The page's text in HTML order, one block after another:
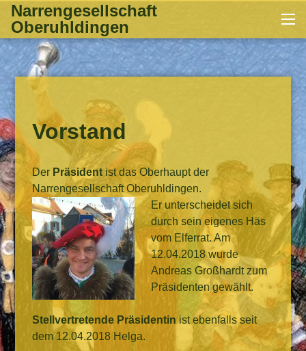
Zum
Inhalt
springen
Narrengesellschaft
Oberuhldingen
Vorstand
Der Präsidentist das Oberhaupt der
Narrengesellschaft Oberuhldingen.
Er unterscheidet sich
durch sein eigenes Häs
vom Elferrat. Am
12.04.2018 wurde
Andreas Großhardt zum
Präsidenten gewählt.
Stellvertretende Präsidentinist ebenfalls seit
dem 12.04.2018 Helga.